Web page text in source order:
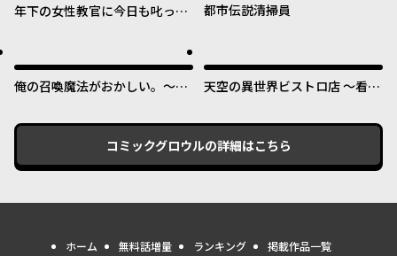
年下の女性教官に今日も叱って
都市伝説清掃員
俺の召喚魔法がおかしい。～雑
使いの俺は、現代兵器を召喚し
て育成チートで無双する～
天空の異世界ビストロ店 ～看板
す～
コミックグロウルの詳細はこちら
ホーム 無料話増量 ランキング 掲載作品一覧